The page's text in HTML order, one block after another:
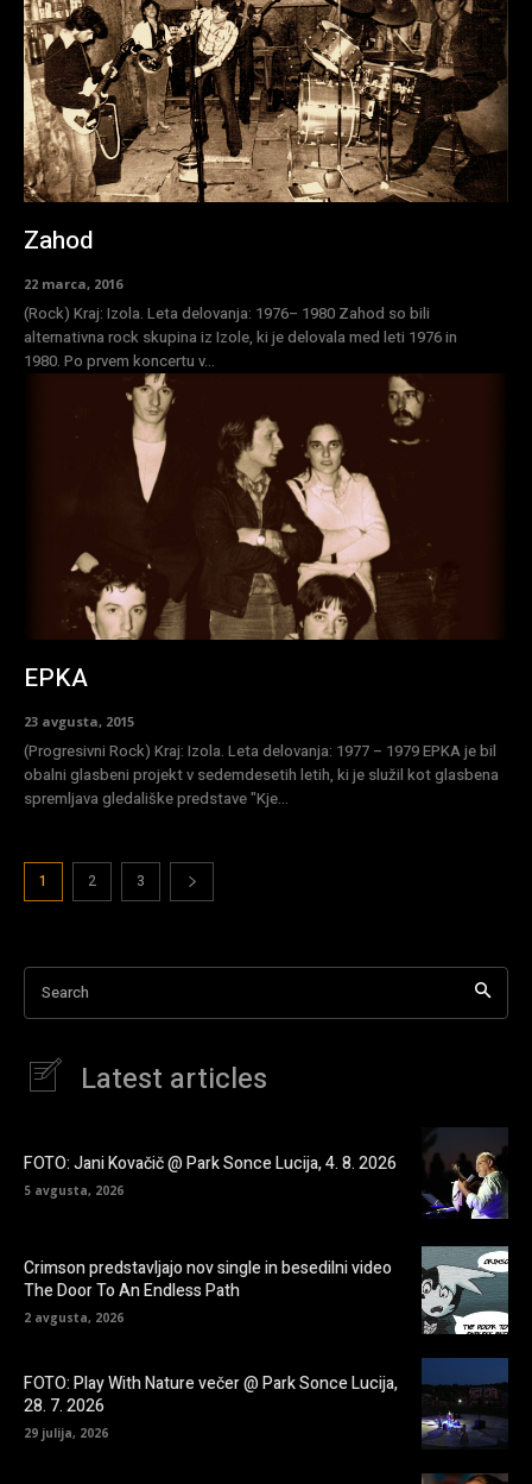
Zahod
22 marca, 2016
(Rock) Kraj: Izola. Leta delovanja: 1976– 1980 Zahod so bili
alternativna rock skupina iz Izole, ki je delovala med leti 1976 in
1980. Po prvem koncertu v...
EPKA
23 avgusta, 2015
(Progresivni Rock) Kraj: Izola. Leta delovanja: 1977 – 1979 EPKA je bil
obalni glasbeni projekt v sedemdesetih letih, ki je služil kot glasbena
spremljava gledališke predstave "Kje...
1 2 3
Search
Latest articles
FOTO: Jani Kovačič @ Park Sonce Lucija, 4. 8. 2026
5 avgusta, 2026
Crimson predstavljajo nov single in besedilni video
The Door To An Endless Path
2 avgusta, 2026
FOTO: Play With Nature večer @ Park Sonce Lucija,
28. 7. 2026
29 julija, 2026